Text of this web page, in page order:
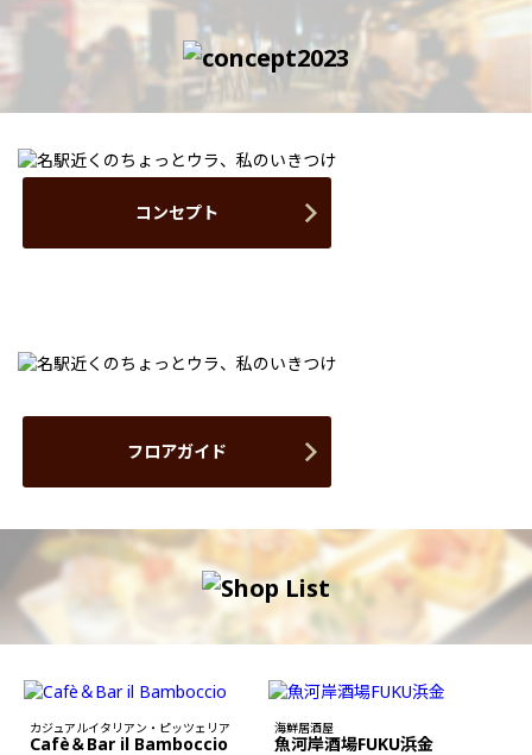
コンセプト
フロアガイド
カジュアルイタリアン・ピッツェリア
Cafè＆Bar il Bamboccio
海鮮居酒屋
魚河岸酒場FUKU浜金